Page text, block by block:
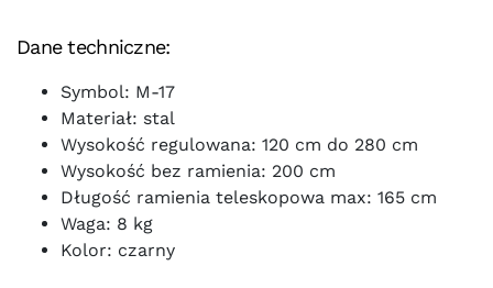
Dane techniczne:
Symbol: M-17
Materiał: stal
Wysokość regulowana: 120 cm do 280 cm
Wysokość bez ramienia: 200 cm
Długość ramienia teleskopowa max: 165 cm
Waga: 8 kg
Kolor: czarny